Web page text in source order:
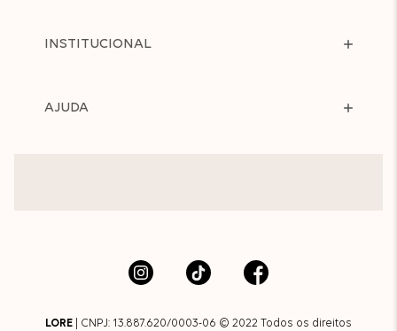
INSTITUCIONAL
AJUDA
LORE | CNPJ: 13.887.620/0003-06 © 2022 Todos os direitos